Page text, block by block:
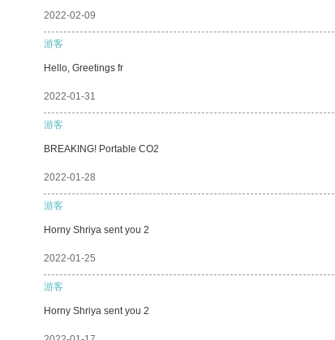
2022-02-09
游客
Hello, Greetings fr
2022-01-31
游客
BREAKING! Portable CO2
2022-01-28
游客
Horny Shriya sent you 2
2022-01-25
游客
Horny Shriya sent you 2